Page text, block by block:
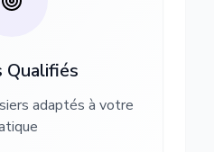
Qualifiés
adaptés à votre